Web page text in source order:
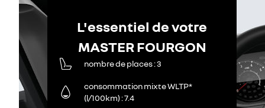
L'essentiel de votre
MASTER FOURGON
nombre de places 3
consommation mixte WLTP*
(l/100km) 7.4